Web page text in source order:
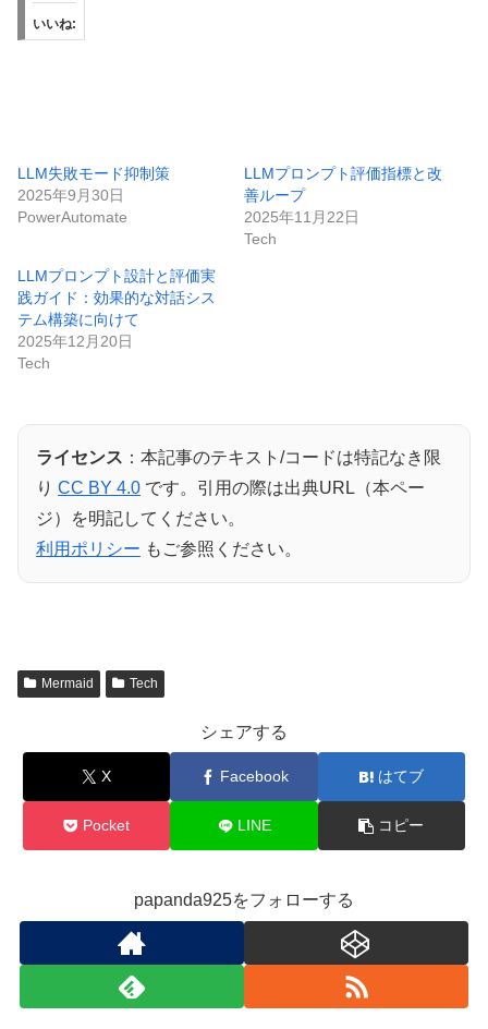
いいね:
LLM失敗モード抑制策
2025年9月30日
PowerAutomate
LLMプロンプト評価指標と改
善ループ
2025年11月22日
Tech
LLMプロンプト設計と評価実
践ガイド：効果的な対話シス
テム構築に向けて
2025年12月20日
Tech
ライセンス ：本記事のテキスト/コードは特記なき限
り CC BY 4.0 です。引用の際は出典URL（本ペー
ジ）を明記してください。
利用ポリシー もご参照ください。
Mermaid Tech
シェアする
X Facebook はてブ
Pocket LINE コピー
papanda925をフォローする